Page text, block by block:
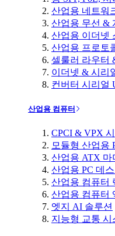
산업용 네트워
산업용 무선 &
산업용 이더넷
산업용 프로토
셀룰러 라우터
이더넷 & 시리
컨버터 시리얼
산업용 컴퓨터
CPCI & VPX
모듈형 산업용
산업용 ATX 마
산업용 PC 데
산업용 컴퓨터
산업용 컴퓨터
엣지 AI 솔루션
지능형 교통 시